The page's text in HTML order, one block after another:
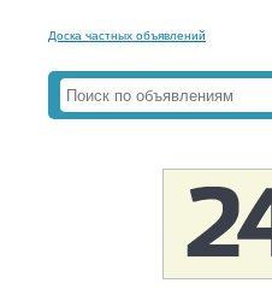
Доска частных объявлений